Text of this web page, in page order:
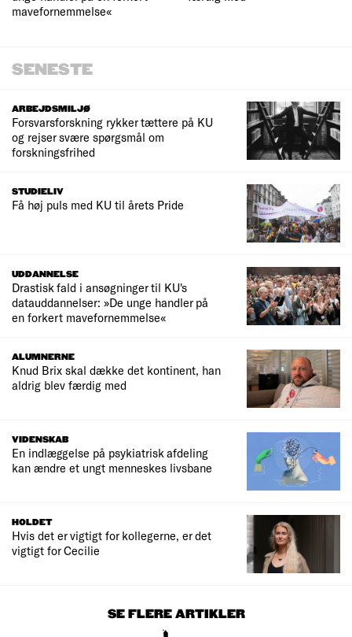
mavefornemmelse«
SENESTE
ARBEJDSMILJØ
Forsvarsforskning rykker tættere på KU
og rejser svære spørgsmål om
forskningsfrihed
STUDIELIV
Få høj puls med KU til årets Pride
UDDANNELSE
Drastisk fald i ansøgninger til KU's
datauddannelser: »De unge handler på
en forkert mavefornemmelse«
ALUMNERNE
Knud Brix skal dække det kontinent, han
aldrig blev færdig med
VIDENSKAB
En indlæggelse på psykiatrisk afdeling
kan ændre et ungt menneskes livsbane
HOLDET
Hvis det er vigtigt for kollegerne, er det
vigtigt for Cecilie
SE FLERE ARTIKLER